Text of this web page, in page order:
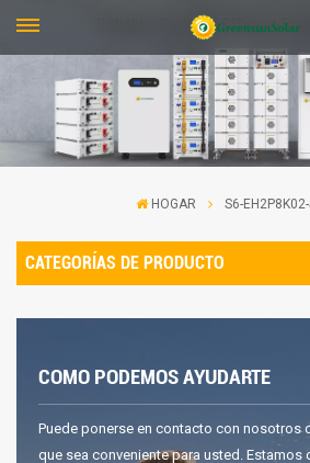
HOGAR S6-
CATEGORÍAS DE PRODUCTO
COMO PODEMOS AYUDARTE
Puede ponerse en contacto con nosotros
que sea conveniente para usted. Estamos